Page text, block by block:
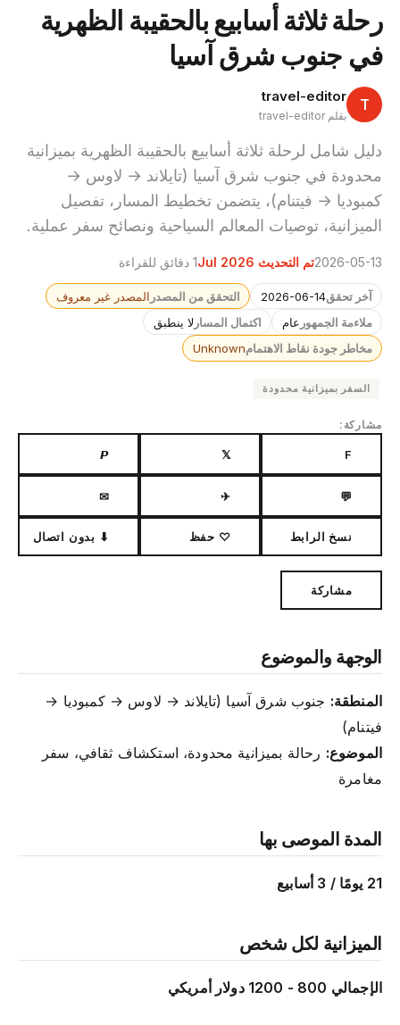
رحلة ثلاثة أسابيع بالحقيبة الظهرية
في جنوب شرق آسيا
T
travel-editor
بقلم travel-editor
دليل شامل لرحلة ثلاثة أسابيع بالحقيبة الظهرية بميزانية
محدودة في جنوب شرق آسيا (تايلاند → لاوس →
كمبوديا → فيتنام)، يتضمن تخطيط المسار، تفصيل
الميزانية، توصيات المعالم السياحية ونصائح سفر عملية.
2026-05-13تم التحديث Jul 2026 1 دقائق للقراءة
آخر تحقق2026-06-14 التحقق من المصدر المصدر غير معروف
ملاءمة الجمهور عام اكتمال المسار لا ينطبق
مخاطر جودة نقاط الاهتمامUnknown
السفر بميزانية محدودة
مشاركة:
F
𝕏
𝙋
💬
✈
✉
نسخ الرابط ♡ حفظ ⬇ بدون اتصال
مشاركة
الوجهة والموضوع
المنطقة: جنوب شرق آسيا (تايلاند → لاوس → كمبوديا →
فيتنام)
الموضوع: رحالة بميزانية محدودة، استكشاف ثقافي، سفر
مغامرة
المدة الموصى بها
21 يومًا / 3 أسابيع
الميزانية لكل شخص
الإجمالي 800 - 1200 دولار أمريكي